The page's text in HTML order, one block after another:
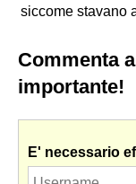
siccome stavano
Commenta
importante!
E' necessario